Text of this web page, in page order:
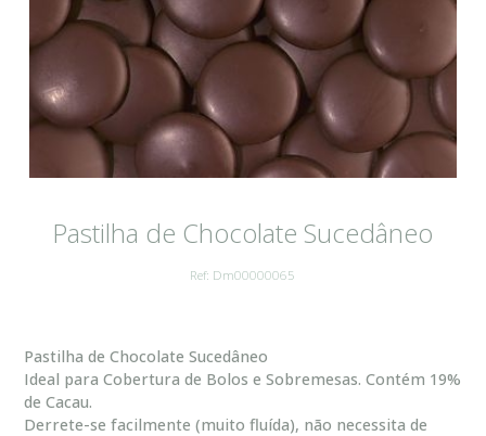
Pastilha de Chocolate Sucedâneo
Ref: Dm00000065
Pastilha de Chocolate Sucedâneo
Ideal para Cobertura de Bolos e Sobremesas. Contém 19%
de Cacau.
Derrete-se facilmente (muito fluída), não necessita de